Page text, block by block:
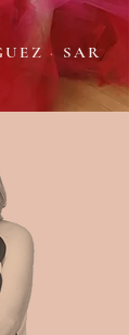
· SAR